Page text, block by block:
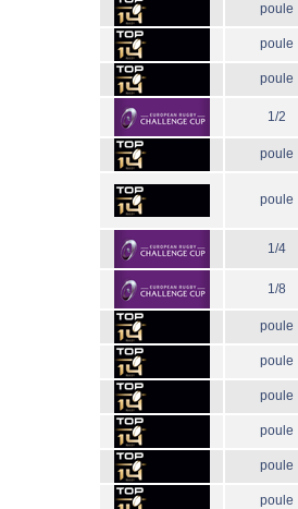
poule
poule
poule
1/2
poule
poule
1/4
1/8
poule
poule
poule
poule
poule
poule